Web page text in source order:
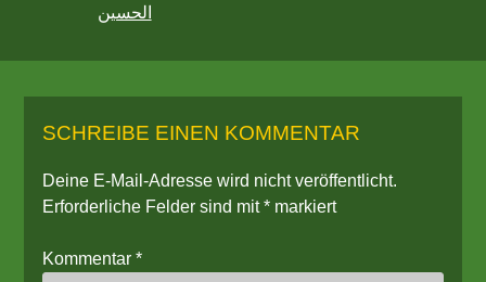
الحسين
SCHREIBE EINEN KOMMENTAR
Deine E-Mail-Adresse wird nicht veröffentlicht.
Erforderliche Felder sind mit* markiert
Kommentar*